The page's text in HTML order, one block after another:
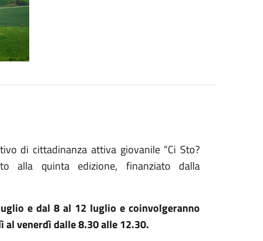
di cittadinanza attiva giovanile “Ci Sto?
alla quinta edizione, finanziato dalla
e dal 8 al 12 luglio e coinvolgeranno
al venerdì dalle 8.30 alle 12.30.